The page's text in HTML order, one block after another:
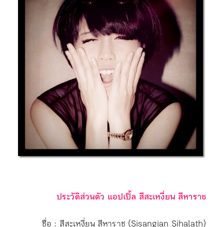
ประวัติส่วนตัว แอปเปิ้ล สีสะเหงี่ยน สีหาราช